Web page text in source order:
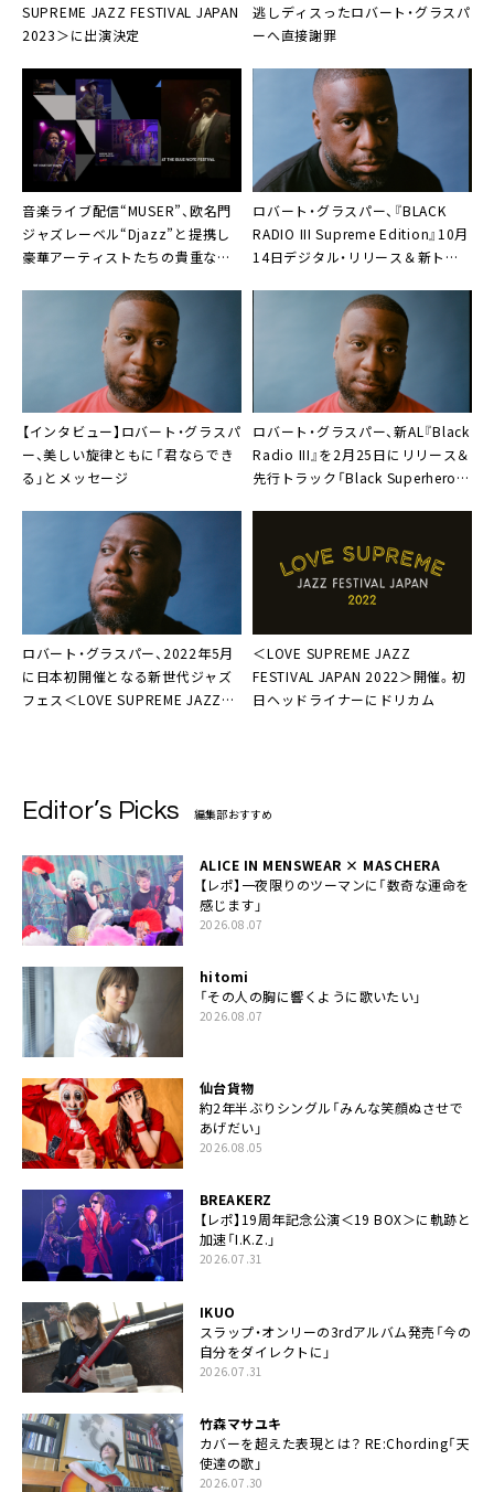
SUPREME JAZZ FESTIVAL JAPAN
2023＞に出演決定
逃しディスったロバート・グラスパ
ーへ直接謝罪
音楽ライブ配信“MUSER”、欧名門
ジャズレーベル“Djazz”と提携し
豪華アーティストたちの貴重なラ
ロバート・グラスパー、『BLACK
RADIO III Supreme Edition』10月
14日デジタル・リリース＆新トラ
【インタビュー】ロバート・グラスパ
ー、美しい旋律ともに「君ならでき
る」とメッセージ
ロバート・グラスパー、新AL『Black
Radio III』を2月25日にリリース＆
先行トラック「Black Superhero」
ロバート・グラスパー、2022年5月
に日本初開催となる新世代ジャズ
フェス＜LOVE SUPREME JAZZ
＜LOVE SUPREME JAZZ
FESTIVAL JAPAN 2022＞開催。初
日ヘッドライナーにドリカム
Editor’s Picks 編集部おすすめ
ALICE IN MENSWEAR × MASCHERA
【レポ】一夜限りのツーマンに「数奇な運命を
感じます」
2026.08.07
hitomi
「その人の胸に響くように歌いたい」
2026.08.07
仙台貨物
約2年半ぶりシングル「みんな笑顔ぬさせで
あげだい」
2026.08.05
BREAKERZ
【レポ】19周年記念公演＜19 BOX＞に軌跡と
加速「I.K.Z.」
2026.07.31
IKUO
スラップ・オンリーの3rdアルバム発売「今の
自分をダイレクトに」
2026.07.31
竹森マサユキ
カバーを超えた表現とは？ RE:Chording「天
使達の歌」
2026.07.30